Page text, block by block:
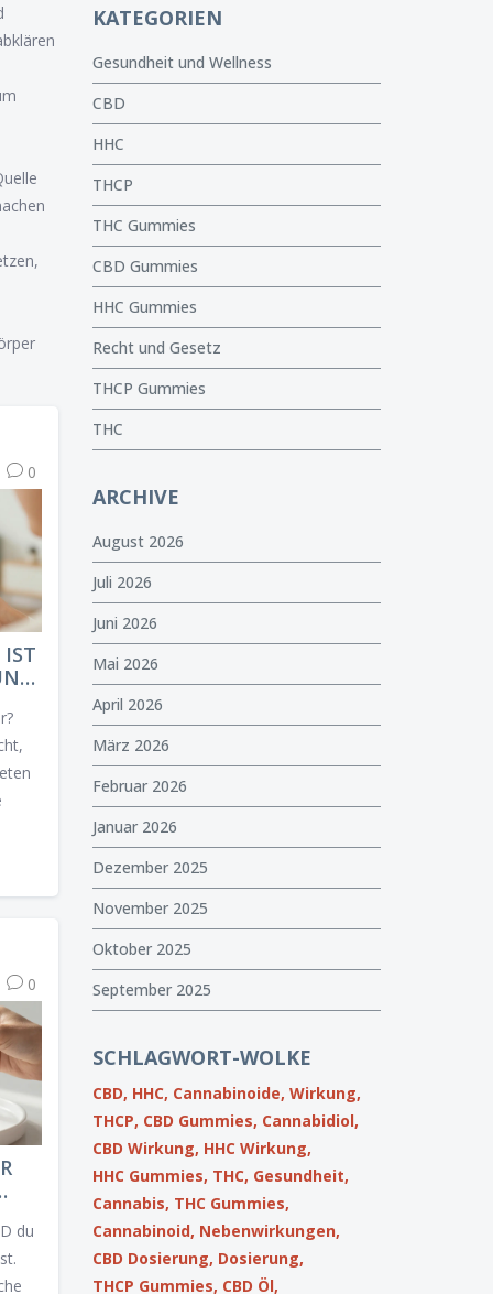
0
IST
0
du
KATEGORIEN
Gesundheit und Wellness
CBD
HHC
THCP
THC Gummies
CBD Gummies
HHC Gummies
Recht und Gesetz
THCP Gummies
THC
ARCHIVE
August 2026
Juli 2026
Juni 2026
Mai 2026
April 2026
März 2026
Februar 2026
Januar 2026
Dezember 2025
November 2025
Oktober 2025
September 2025
SCHLAGWORT-WOLKE
CBD, HHC, Cannabinoide, Wirkung,
THCP, CBD Gummies, Cannabidiol,
CBD Wirkung, HHC Wirkung,
HHC Gummies, THC, Gesundheit,
Cannabis, THC Gummies,
Cannabinoid, Nebenwirkungen,
CBD Dosierung, Dosierung,
THCP Gummies, CBD Öl,